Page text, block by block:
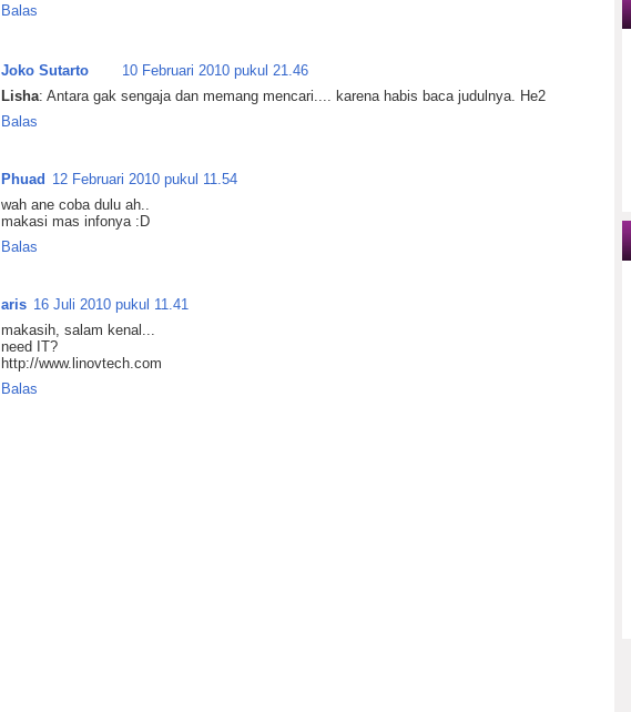
Balas
Joko Sutarto
10 Februari 2010 pukul 21.46
Lisha: Antara gak sengaja dan memang mencari.... karena habis baca judulnya. He2
Balas
Phuad 12 Februari 2010 pukul 11.54
wah ane coba dulu ah..
makasi mas infonya :D
Balas
aris 16 Juli 2010 pukul 11.41
makasih, salam kenal...
need IT?
http://www.linovtech.com
Balas